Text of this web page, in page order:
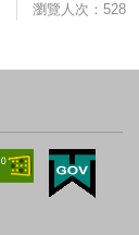
瀏覽人次：528